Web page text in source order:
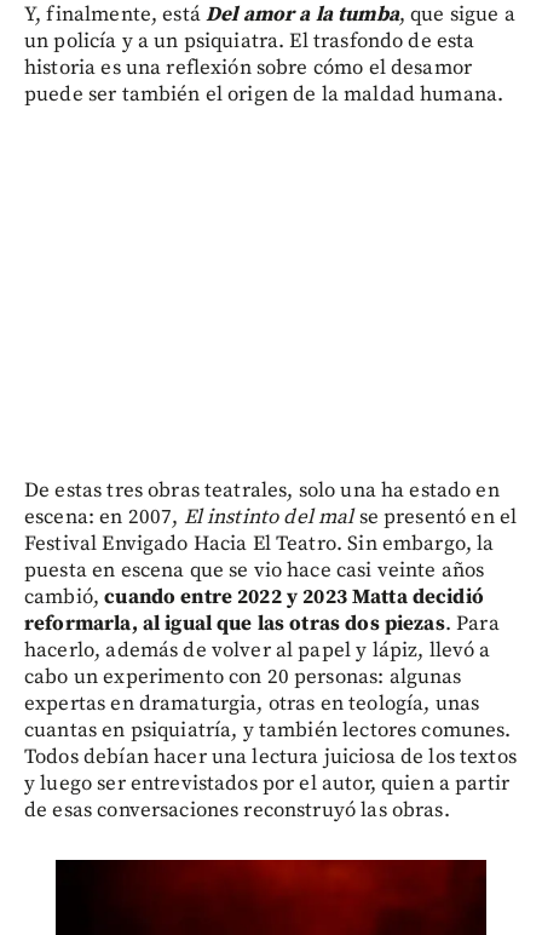
Y, finalmente, estáDel amor a la tumba, que sigue a
un policía y a un psiquiatra. El trasfondo de esta
historia es una reflexión sobre cómo el desamor
puede ser también el origen de la maldad humana.
De estas tres obras teatrales, solo una ha estado en
escena: en 2007, El instinto del malse presentó en el
Festival Envigado Hacia El Teatro. Sin embargo, la
puesta en escena que se vio hace casi veinte años
cambió,cuando entre 2022 y 2023 Matta decidió
reformarla, al igual que las otras dos piezas. Para
hacerlo, además de volver al papel y lápiz, llevó a
cabo un experimento con 20 personas: algunas
expertas en dramaturgia, otras en teología, unas
cuantas en psiquiatría, y también lectores comunes.
Todos debían hacer una lectura juiciosa de los textos
y luego ser entrevistados por el autor, quien a partir
de esas conversaciones reconstruyó las obras.